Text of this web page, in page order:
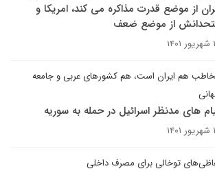
از موضع قدرت مذاکره می کند، امریکا و
از موضع ضعف
هم ایران است، هم کشورهای عربی و جامعه
های مدنظر اسرائیل در حمله به سوریه
توخالی برای مصرف داخلی